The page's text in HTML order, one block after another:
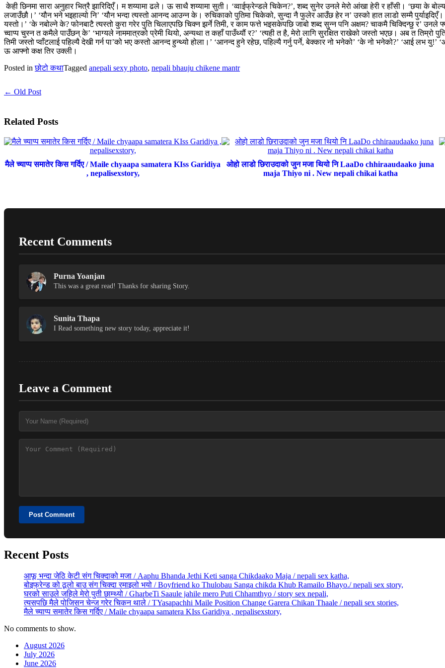
केही छिनमा सारा अनुहार भित्रै झारिदिएँ। म शय्यामा ढले। ऊ साथै शय्यामा सुती। ‘व्वाईफ्रेन्डले चिकेन?’, शब्द सुनेर उनले मेरो आंखा हेरी र हाँसी। ‘छया के
लजाउँछौ।’ ‘यौन भने भइहाल्यो नि’ ‘यौन भन्दा त्यस्तो आनन्द आउन्न के। रुचिकाको पुतिमा चिकेको, सुन्दा नै फुलेर आउँछ हेर न’ उस्को हात लाडो सम्मै पुर्याइदिएँ।
यस्तो।’ ‘के नबोल्ने के? फोनबाटै त्यस्तो कुरा गरेर पुति चिलाएपछि चिक्न झर्ने तिमी, र काम फत्ते भइसकेपछि जाबो शब्द सुन्न पनि अक्षम? चाकमै चिक्दिन्छु र’ उनले
च्वाप्प चुस्न त कमैले पाउँछन् के’ ‘भाग्यले नाममात्रको प्रेमी थियो, अन्यथा त कहाँ पाउँथ्यौं र?’ ‘त्यही त है, मेरो लागि सुरक्षित राखेको जस्तो भएछ। अब त तिम्रो
तिमी जस्तो प्वाँटलाई पहिल्यै देखी गर्न पा’को भए कस्तो आनन्द हुन्थ्यो होला।’ ‘आनन्द हुने रहेछ, पहिल्यै गर्नु पर्ने, बेक्कार नो भनेको’ ‘के नो भनेको?’ ‘आई लभ
ऊ आफ्नो कक्ष तिर उक्ली।
Posted inछोटो कथाTagged anepali sexy photo, nepali bhauju chikene mantr
← Old Post
Related Posts
मैले च्याप्प समातेर किस गर्दिए / Maile chyaapa samatera KIss Garidiya
, nepalisexstory,
ओहो लाडो छिराउदाको जुन मजा थियो नि LaaDo chhiraaudaako juna
maja Thiyo ni . New nepali chikai katha
Recent Comments
Purna Yoanjan
This was a great read! Thanks for sharing Story.
Sunita Thapa
I Read something new story today, appreciate it!
Leave a Comment
Post Comment
Recent Posts
आफू भन्दा जेठि केटी संग चिक्दाको मजा / Aaphu Bhanda Jethi Keti sanga Chikdaako Maja / nepali sex katha,
बोइफ्रेन्ड को ठूलो बाउ संग चिक्दा रमाइलो भयो / Boyfriend ko Thulobau Sanga chikda Khub Ramailo Bhayo./ nepali sex story,
घरको साउले जहिले मेरो पुती छाम्थ्यो / GharbeTi Saaule jahile mero Puti Chhamthyo / story sex nepali,
त्यसपछि मैले पोजिसन चेन्ज गरेर चिकन थाले / TYasapachhi Maile Position Change Garera Chikan Thaale / nepali sex stories,
मैले च्याप्प समातेर किस गर्दिए / Maile chyaapa samatera KIss Garidiya , nepalisexstory,
No comments to show.
August 2026
July 2026
June 2026